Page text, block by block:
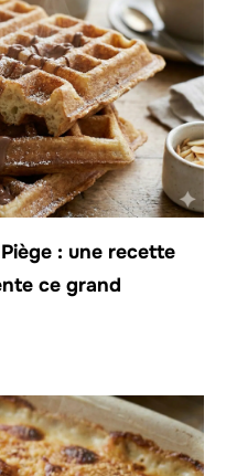
: une recette
ce grand